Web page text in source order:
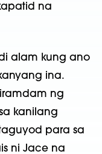
na
alam kung ano
ina.
ng
kanilang
para sa
ni Jace na